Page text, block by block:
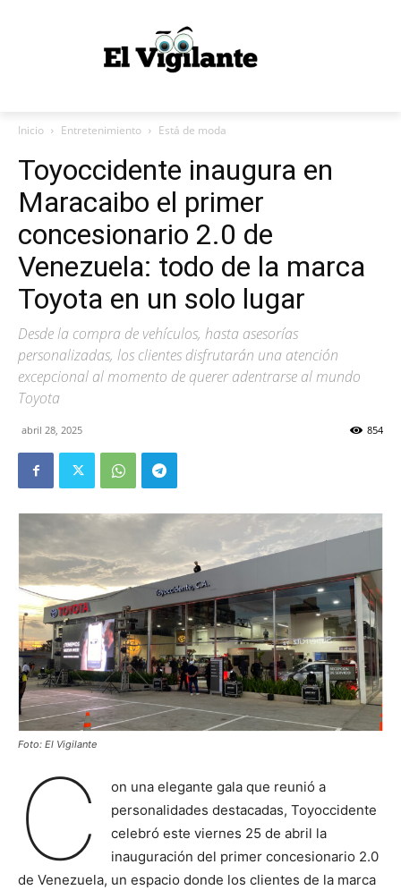
Inicio Entretenimiento Está de moda
Toyoccidente inaugura en
Maracaibo el primer
concesionario 2.0 de
Venezuela: todo de la marca
Toyota en un solo lugar
Desde la compra de vehículos, hasta asesorías
personalizadas, los clientes disfrutarán una atención
excepcional al momento de querer adentrarse al mundo
Toyota
abril 28, 2025 854
Foto: El Vigilante
C
on una elegante gala que reunió a
personalidades destacadas, Toyoccidente
celebró este viernes 25 de abril la
inauguración del primer concesionario 2.0
de Venezuela, un espacio donde los clientes de la marca